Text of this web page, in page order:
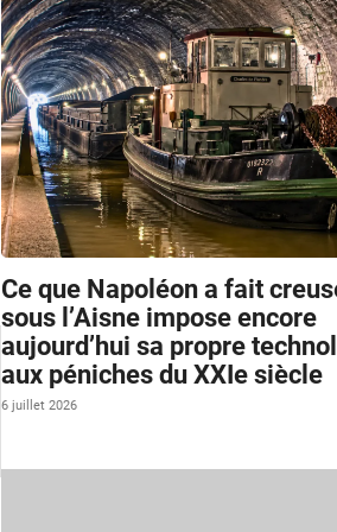
Ce que Napoléon a fait
sous l’Aisne impose encore
aujourd’hui sa propre
aux péniches du XXIe siècle
6 juillet 2026